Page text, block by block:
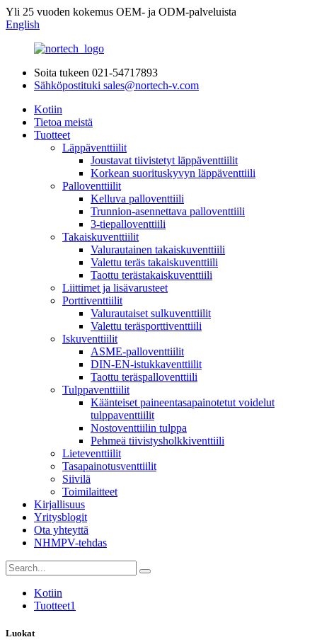
Yli 25 vuoden kokemus OEM- ja ODM-palveluista
English
Soita tukeen 021-54717893
Sähköpostituki sales@nortech-v.com
Kotiin
Tietoa meistä
Tuotteet
Läppäventtiilit
Joustavat tiivistetyt läppäventtiilit
Korkean suorituskyvyn läppäventtiili
Palloventtiilit
Kelluva palloventtiili
Trunnion-asennettava palloventtiili
3-tiepalloventtiili
Takaiskuventtiilit
Valurautainen takaiskuventtiili
Valettu teräs takaiskuventtiili
Taottu terästakaiskuventtiili
Liittimet ja lisävarusteet
Porttiventtiilit
Valurautaiset sulkuventtiilit
Valettu teräsporttiventtiili
Iskuventtiilit
ASME-palloventtiilit
DIN-EN-istukkaventtiilit
Taottu teräspalloventtiili
Tulppaventtiilit
Käänteiset paineentasapainotetut voidelut
tulppaventtiilit
Nostoventtiilin tulppa
Pehmeä tiivistysholkkiventtiili
Lieteventtiilit
Tasapainotusventtiilit
Siivilä
Toimilaitteet
Kirjallisuus
Yritysblogit
Ota yhteyttä
NHMPV-tehdas
Kotiin
Tuotteet1
Luokat